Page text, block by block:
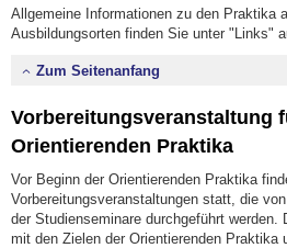
Allgemeine Informationen zu den Praktika
Ausbildungsorten finden Sie unter "Links"
Zum Seitenanfang
Vorbereitungsveranstaltung
Orientierenden Praktika
Vor Beginn der Orientierenden Praktika
Vorbereitungsveranstaltungen statt, die
der Studienseminare durchgeführt werden.
mit den Zielen der Orientierenden Praktika